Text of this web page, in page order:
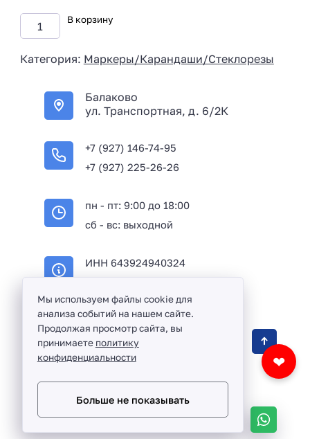
В корзину
Категория: Маркеры/Карандаши/Стеклорезы
Балаково
ул. Транспортная, д. 6/2К
+7 (927) 146-74-95
+7 (927) 225-26-26
пн - пт: 9:00 до 18:00
сб - вс: выходной
ИНН 643924940324
❤
Оптовая продажа сантехники и комплектующих
в Балаково и Саратовской области ©
Разработка сайта и дизайн:revtail.ru
Мы используем файлы cookie для
анализа событий на нашем сайте.
Продолжая просмотр сайта, вы
принимаете политику
конфиденциальности
Больше не показывать